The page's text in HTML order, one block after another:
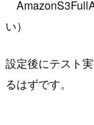
い）
設定後にテスト
るはずです。